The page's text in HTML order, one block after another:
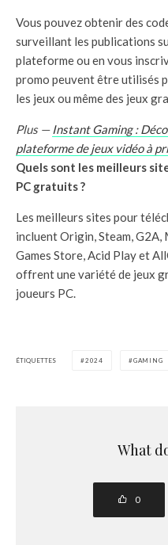
Vous pouvez obtenir des
surveillant les publications
plateforme ou en vous
promo peuvent être utilisés
les jeux ou même des jeux
Plus — Instant Gaming :
plateforme de jeux vidéo à
Quels sont les meilleurs
PC gratuits ?
Les meilleurs sites pour
incluent Origin, Steam, G2A,
Games Store, Acid Play et
offrent une variété de jeux
joueurs PC.
ÉTIQUETTES 2024 GAMING
What
0